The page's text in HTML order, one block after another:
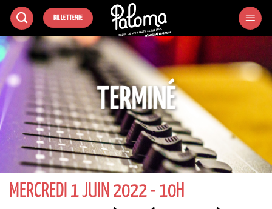
Passer
contenu
BILLETTERIE
TERMINÉ
MERCREDI 1 JUIN 2022 - 10H